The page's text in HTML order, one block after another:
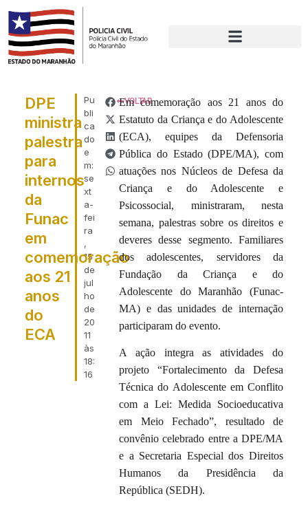
Pu
bli
ca
do
e
m:
se
xt
a-
fei
ra
,
15
de
jul
ho
de
20
11
às
18:
16
DPE
ministra
palestra
para
internos
da
Funac
em
comemoração
aos 21
anos
do
ECA
VOLTAR
Em comemoração aos 21 anos do
Estatuto da Criança e do Adolescente
(ECA), equipes da Defensoria
Pública do Estado (DPE/MA), com
atuações nos Núcleos de Defesa da
Criança e do Adolescente e
Psicossocial, ministraram, nesta
semana, palestras sobre os direitos e
deveres desse segmento. Familiares
dos adolescentes, servidores da
Fundação da Criança e do
Adolescente do Maranhão (Funac-
MA) e das unidades de internação
participaram do evento.
A ação integra as atividades do
projeto “Fortalecimento da Defesa
Técnica do Adolescente em Conflito
com a Lei: Medida Socioeducativa
em Meio Fechado”, resultado de
convênio celebrado entre a DPE/MA
e a Secretaria Especial dos Direitos
Humanos da Presidência da
República (SEDH).